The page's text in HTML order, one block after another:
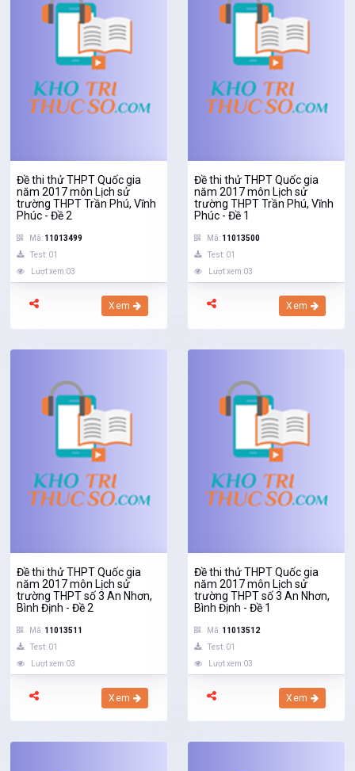
Đề thi thử THPT Quốc gia
năm 2017 môn Lịch sử
trường THPT Trần Phú, Vĩnh
Phúc - Đề 2
Mã: 11013499
Test: 01
Lượt xem:03
Xem
Đề thi thử THPT Quốc gia
năm 2017 môn Lịch sử
trường THPT Trần Phú, Vĩnh
Phúc - Đề 1
Mã: 11013500
Test: 01
Lượt xem:03
Xem
Đề thi thử THPT Quốc gia
năm 2017 môn Lịch sử
trường THPT số 3 An Nhơn,
Bình Định - Đề 2
Mã: 11013511
Test: 01
Lượt xem:03
Xem
Đề thi thử THPT Quốc gia
năm 2017 môn Lịch sử
trường THPT số 3 An Nhơn,
Bình Định - Đề 1
Mã: 11013512
Test: 01
Lượt xem:03
Xem